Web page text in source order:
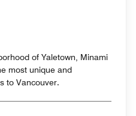
of Yaletown, Minami
most unique and
to Vancouver.